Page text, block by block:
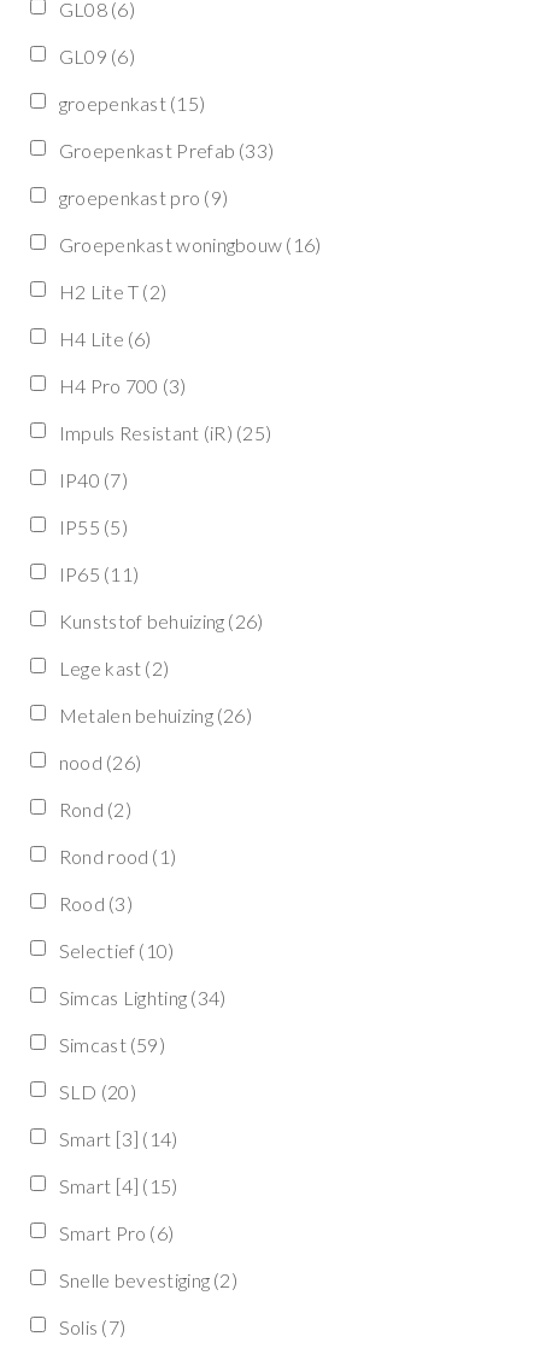
GL08 (6)
GL09 (6)
groepenkast (15)
Groepenkast Prefab (33)
groepenkast pro (9)
Groepenkast woningbouw (16)
H2 Lite T (2)
H4 Lite (6)
H4 Pro 700 (3)
Impuls Resistant (iR) (25)
IP40 (7)
IP55 (5)
IP65 (11)
Kunststof behuizing (26)
Lege kast (2)
Metalen behuizing (26)
nood (26)
Rond (2)
Rond rood (1)
Rood (3)
Selectief (10)
Simcas Lighting (34)
Simcast (59)
SLD (20)
Smart [3] (14)
Smart [4] (15)
Smart Pro (6)
Snelle bevestiging (2)
Solis (7)